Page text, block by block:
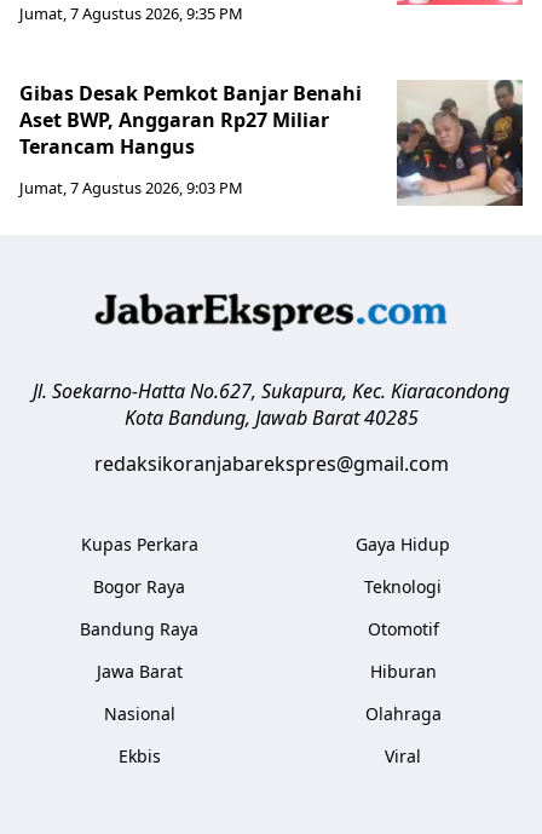
Jumat, 7 Agustus 2026, 9:35 PM
Gibas Desak Pemkot Banjar Benahi
Aset BWP, Anggaran Rp27 Miliar
Terancam Hangus
Jumat, 7 Agustus 2026, 9:03 PM
Jl. Soekarno-Hatta No.627, Sukapura, Kec. Kiaracondong
Kota Bandung, Jawab Barat 40285
redaksikoranjabarekspres@gmail.com
Kupas Perkara
Bogor Raya
Bandung Raya
Jawa Barat
Nasional
Ekbis
Gaya Hidup
Teknologi
Otomotif
Hiburan
Olahraga
Viral